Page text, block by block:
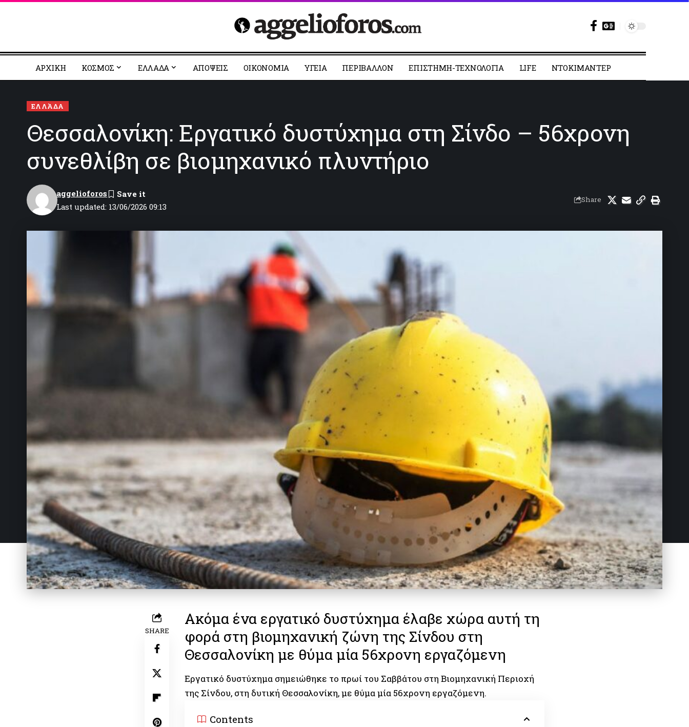
ΑΡΧΙΚΗ ΚΟΣΜΟΣ EΛΛΑΔΑ ΑΠΟΨΕΙΣ ΟΙΚΟΝΟΜΙΑ YΓΕΙΑ ΠΕΡΙΒΑΛΛΟΝ ΕΠΙΣΤΗΜΗ-ΤΕΧΝΟΛΟΓΙΑ LIFE ΝΤΟΚΙΜΑΝΤΕΡ
ΕΛΛΆΔΑ
Θεσσαλονίκη: Εργατικό δυστύχημα στη Σίνδο – 56χρονη
συνεθλίβη σε βιομηχανικό πλυντήριο
Last updated: 13/06/2026 09:13
aggelioforos
Share
SHARE
Ακόμα ένα εργατικό δυστύχημα έλαβε χώρα αυτή τη
φορά στη βιομηχανική ζώνη της Σίνδου στη
Θεσσαλονίκη με θύμα μία 56χρονη εργαζόμενη
Εργατικό δυστύχημα σημειώθηκε το πρωί του Σαββάτου στη Βιομηχανική Περιοχή
της Σίνδου, στη δυτική Θεσσαλονίκη, με θύμα μία 56χρονη εργαζόμενη.
Contents